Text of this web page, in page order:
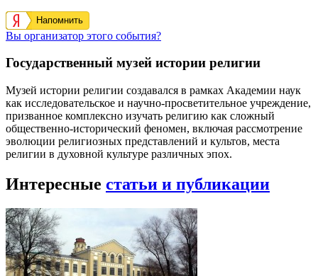
Напомнить
Вы организатор этого события?
Государственный музей истории религии
Музей истории религии создавался в рамках Академии наук
как исследовательское и научно-просветительное учреждение,
призванное комплексно изучать религию как сложный
общественно-исторический феномен, включая рассмотрение
эволюции религиозных представлений и культов, места
религии в духовной культуре различных эпох.
Интересные статьи и публикации